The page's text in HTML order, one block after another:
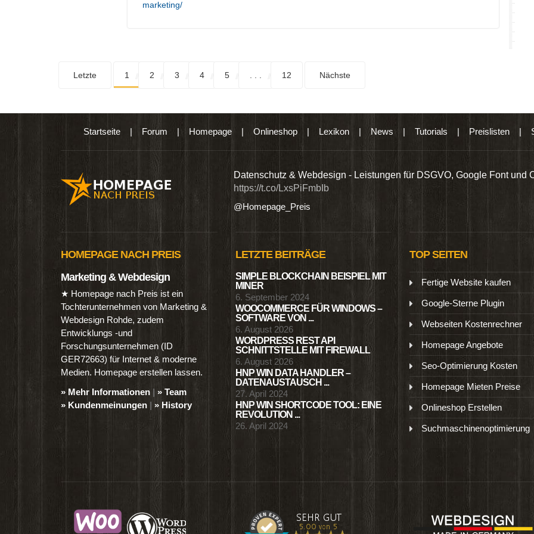
marketing/
Letzte 1 2 3 4 5 12 Nächste
Startseite| Forum | Homepage| Onlineshop| Lexikon| News | Tutorials | Preislisten|
Produkten wie Ebooks & DVDs.… Datenschutz & Webdesign - Leistungen für DSGVO, Google Font und
https://t.co/LxsPiFmbIb
@Homepage_Preis
HOMEPAGE NACH PREIS
Marketing & Webdesign
★ Homepage nach Preis ist ein
Tochterunternehmen von Marketing &
Webdesign Rohde, zudem
Entwicklungs -und
Forschungsunternehmen (ID
GER72663) für Internet & moderne
Medien. Homepage erstellen lassen.
» Mehr Informationen | » Team
» Kundenmeinungen | » History
LETZTE BEITRÄGE
SIMPLE BLOCKCHAIN BEISPIEL MIT
MINER
6. September 2024
WOOCOMMERCE FÜR WINDOWS –
SOFTWARE VON ...
6. August 2026
WORDPRESS REST API
SCHNITTSTELLE MIT FIREWALL
6. August 2026
HNP WIN DATA HANDLER –
DATENAUSTAUSCH ...
27. April 2024
HNP WIN SHORTCODE TOOL: EINE
REVOLUTION ...
26. April 2024
TOP SEITEN
Fertige Website kaufen
Google-Sterne Plugin
Webseiten Kostenrechner
Homepage Angebote
Seo-Optimierung Kosten
Homepage Mieten Preise
Onlineshop Erstellen
Suchmaschinenoptimierung